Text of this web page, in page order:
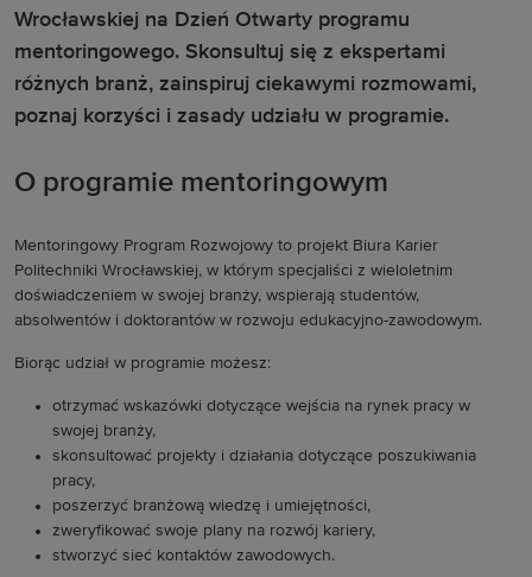
Wrocławskiej na Dzień Otwarty programu
mentoringowego. Skonsultuj się z ekspertami
różnych branż, zainspiruj ciekawymi rozmowami,
poznaj korzyści i zasady udziału w programie.
O programie mentoringowym
Mentoringowy Program Rozwojowy to projekt Biura Karier
Politechniki Wrocławskiej, w którym specjaliści z wieloletnim
doświadczeniem w swojej branży, wspierają studentów,
absolwentów i doktorantów w rozwoju edukacyjno-zawodowym.
Biorąc udział w programie możesz:
otrzymać wskazówki dotyczące wejścia na rynek pracy w
swojej branży,
skonsultować projekty i działania dotyczące poszukiwania
pracy,
poszerzyć branżową wiedzę i umiejętności,
zweryfikować swoje plany na rozwój kariery,
stworzyć sieć kontaktów zawodowych.